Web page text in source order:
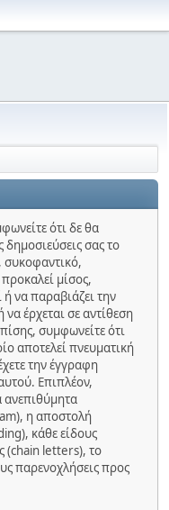
ότι δε θα
δημοσιεύσεις σας το
συκοφαντικό,
μίσος,
να παραβιάζει την
έρχεται σε αντίθεση
συμφωνείτε ότι
αποτελεί πνευματική
την έγγραφη
Επιπλέον,
ανεπιθύμητα
η αποστολή
κάθε είδους
(chain letters), το
παρενοχλήσεις προς